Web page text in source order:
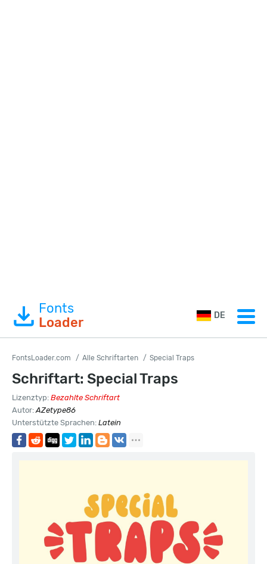
Fonts
Loader
DE
FontsLoader.com Alle Schriftarten Special Traps
Schriftart: Special Traps
Lizenztyp: Bezahlte Schriftart
Autor:AZetype86
Unterstützte Sprachen: Latein